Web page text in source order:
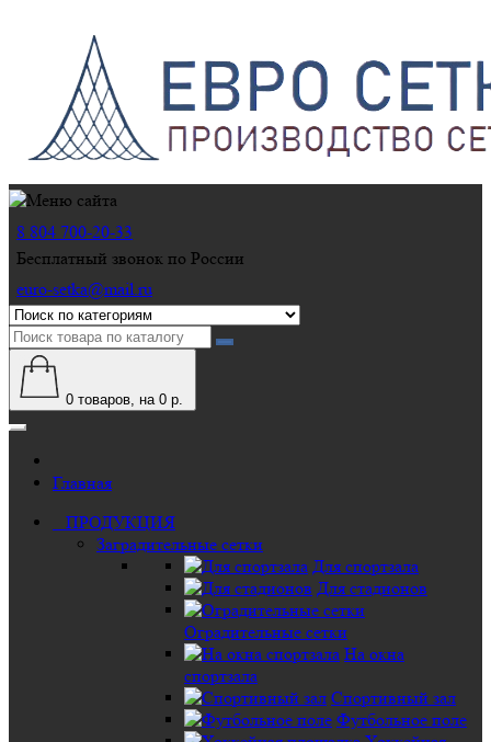
8 804 700-20-33
Бесплатный звонок по России
euro-setka@mail.ru
0 товаров, на 0 р.
Главная
ПРОДУКЦИЯ
Заградительные сетки
Для спортзала
Для стадионов
Оградительные сетки
На окна
спортзала
Спортивный зал
Футбольное поле